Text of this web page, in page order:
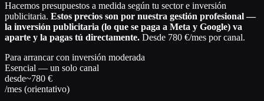
Hacemos presupuestos a medida según tu sector e inversión
publicitaria. Estos precios son por nuestra gestión profesional —
la inversión publicitaria (lo que se paga a Meta y Google) va
aparte y la pagas tú directamente. Desde 780 €/mes por canal.
Para arrancar con inversión moderada
Esencial — un solo canal
desde~780 €
/mes (orientativo)